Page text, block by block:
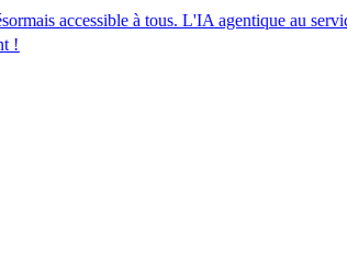
à tous. L'IA agentique au service de la